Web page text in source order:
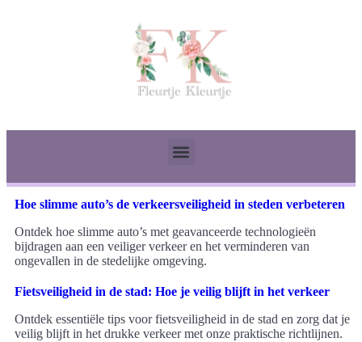
Hoe slimme auto’s de verkeersveiligheid in steden verbeteren
Ontdek hoe slimme auto’s met geavanceerde technologieën
bijdragen aan een veiliger verkeer en het verminderen van
ongevallen in de stedelijke omgeving.
Fietsveiligheid in de stad: Hoe je veilig blijft in het verkeer
Ontdek essentiële tips voor fietsveiligheid in de stad en zorg dat je
veilig blijft in het drukke verkeer met onze praktische richtlijnen.